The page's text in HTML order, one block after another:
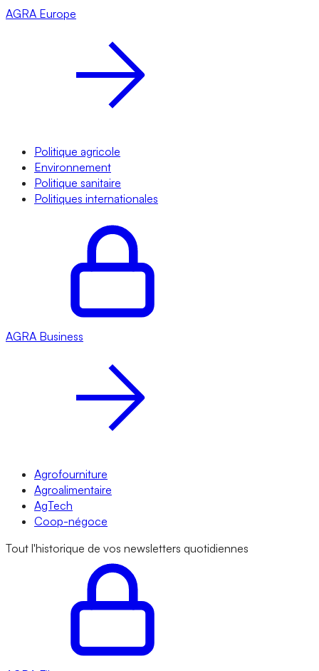
AGRA Europe
Politique agricole
Environnement
Politique sanitaire
Politiques internationales
AGRA Business
Agrofourniture
Agroalimentaire
AgTech
Coop-négoce
Tout l'historique de vos newsletters quotidiennes